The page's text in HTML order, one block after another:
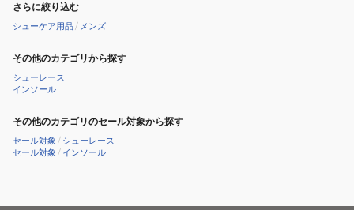
さらに絞り込む
シューケア用品/ メンズ
その他のカテゴリから探す
シューレース
インソール
その他のカテゴリのセール対象から探す
セール対象 / シューレース
セール対象 / インソール